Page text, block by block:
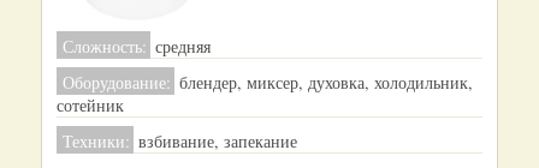
Сложность: средняя
Оборудование: блендер, миксер, духовка, холодильник,
сотейник
Техники: взбивание, запекание